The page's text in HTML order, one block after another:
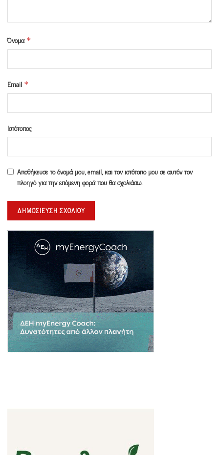
Όνομα *
Email *
Ιστότοπος
Αποθήκευσε το όνομά μου, email, και τον ιστότοπο μου σε αυτόν τον
πλοηγό για την επόμενη φορά που θα σχολιάσω.